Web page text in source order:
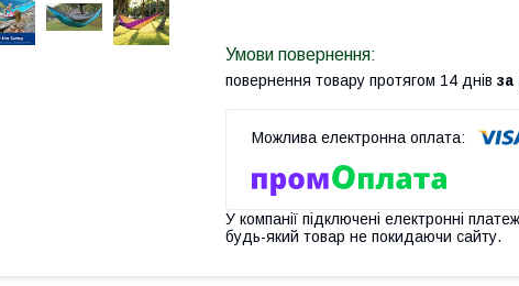
повернення товару протягом 14 днів
У компанії підключені електронні
будь-який товар не покидаючи сайту.